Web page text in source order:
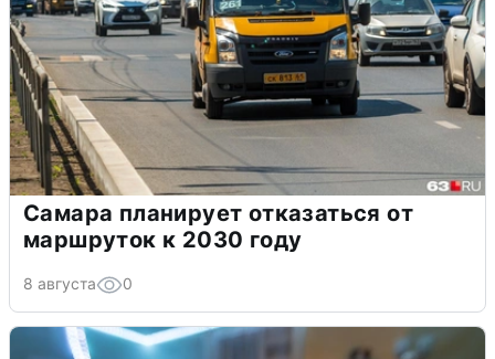
Самара планирует отказаться от
маршруток к 2030 году
8 августа 0